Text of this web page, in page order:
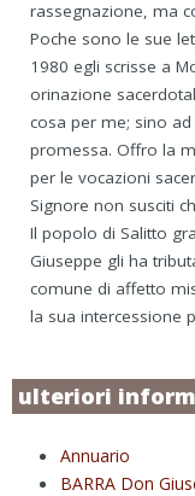
rassegnazione, ma
Poche sono le sue
1980 egli scrisse a
orinazione
cosa per me; sino
promessa. Offro la
per le vocazioni
Signore non susciti
Il popolo di Salitto
Giuseppe gli ha
comune di affetto
la sua intercessione
ulteriori
Annuario
BARRA Don